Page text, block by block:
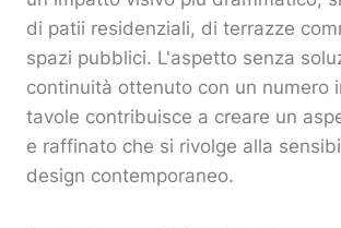
di patii residenziali, di terrazze
spazi pubblici. L'aspetto senza
continuità ottenuto con un numero
tavole contribuisce a creare un
e raffinato che si rivolge alla
design contemporaneo.